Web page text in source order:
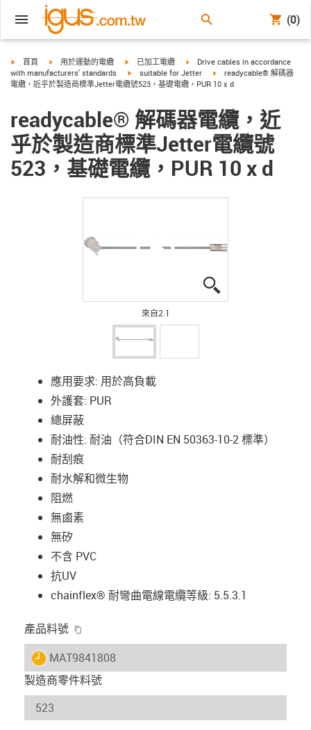
(0)
igus-icon-arrow-right
首頁 igus-icon-arrow-right
用於運動的電纜 igus-icon-arrow-right
已加工電纜 igus-icon-arrow-right
Drive cables in accordance
with manufacturers' standards
igus-icon-arrow-right
suitable for Jetter igus-icon-arrow-right
readycable® 解碼器
電纜，近乎於製造商標準Jetter電纜號523，基礎電纜，PUR 10 x d
readycable® 解碼器電纜，近
乎於製造商標準Jetter電纜號
523，基礎電纜，PUR 10 x d
來自2 1
應用要求: 用於高負載
外護套: PUR
總屏蔽
耐油性: 耐油（符合DIN EN 50363-10-2 標準）
耐刮痕
耐水解和微生物
阻燃
無鹵素
無矽
不含 PVC
抗UV
chainflex® 耐彎曲電線電纜等級: 5.5.3.1
產品料號
igus-icon-lieferzeit
MAT9841808
製造商零件料號